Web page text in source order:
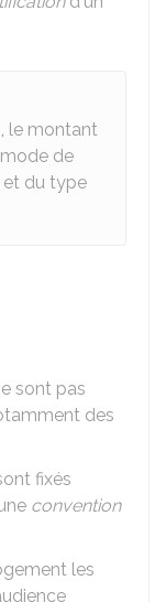
le montant
de
du type
sont pas
des
fixés
convention
les